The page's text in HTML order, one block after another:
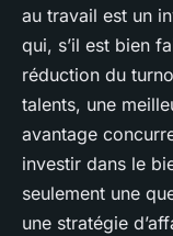
au travail est un
qui, s’il est bien
réduction du
talents, une
avantage
investir dans le
seulement une
une stratégie